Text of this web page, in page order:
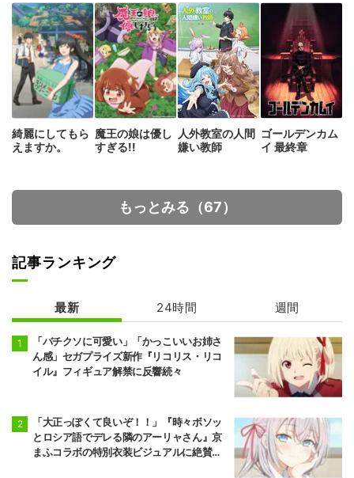
綺麗にしてもら
えますか。
魔王の娘は優し
すぎる!!
人外教室の人間
嫌い教師
ゴールデンカム
イ 最終章
もっとみる（67）
記事ランキング
最新 24時間 週間
「バチクソに可愛い」「かっこいいお姉さ
ん感」セガプライズ新作『リコリス・リコ
イル』フィギュア解禁に反響続々
「大正っぽくて良いぞ！！」『時々ボソッ
とロシア語でデレる隣のアーリャさん』京
まふコラボの特別衣装ビジュアルに絶賛の